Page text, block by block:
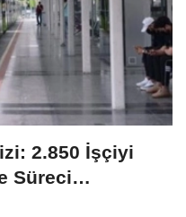
2.850 İşçiyi
Süreci